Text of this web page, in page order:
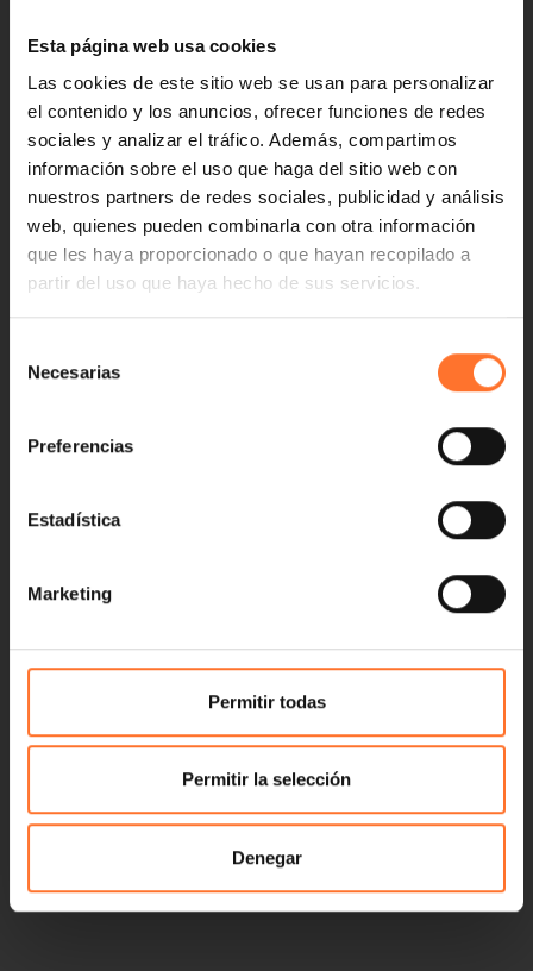
Esta página web usa cookies
Las cookies de este sitio web se usan para personalizar
el contenido y los anuncios, ofrecer funciones de redes
sociales y analizar el tráfico. Además, compartimos
información sobre el uso que haga del sitio web con
nuestros partners de redes sociales, publicidad y análisis
web, quienes pueden combinarla con otra información
que les haya proporcionado o que hayan recopilado a
partir del uso que haya hecho de sus servicios.
Necesarias
Preferencias
Estadística
Marketing
Permitir todas
Permitir la selección
Denegar